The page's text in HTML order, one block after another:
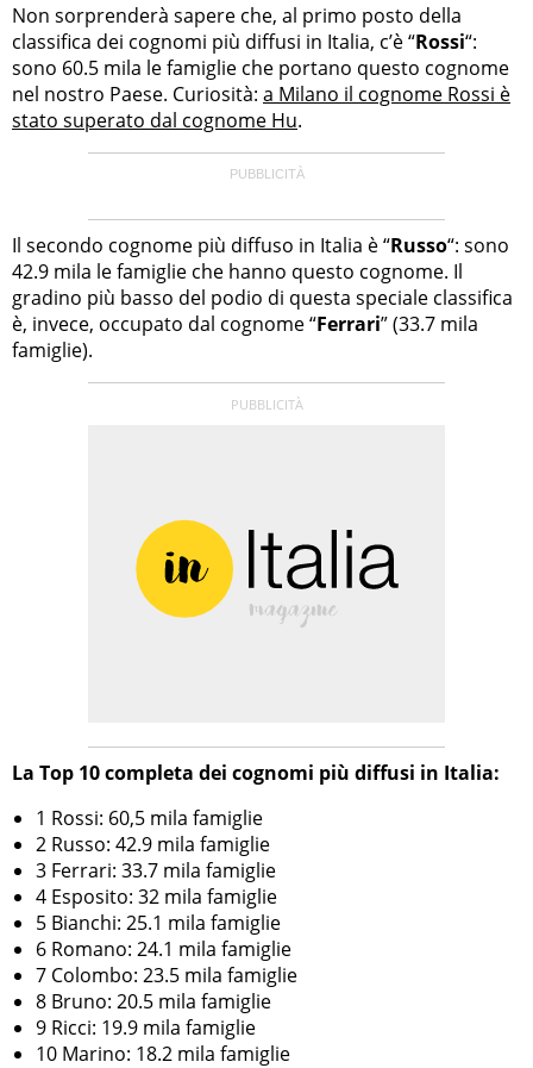
Non sorprenderà sapere che, al primo posto della
classifica dei cognomi più diffusi in Italia, c’è “Rossi“:
sono 60.5 mila le famiglie che portano questo cognome
nel nostro Paese. Curiosità: a Milano il cognome Rossi è
stato superato dal cognome Hu.
Il secondo cognome più diffuso in Italia è “Russo“: sono
42.9 mila le famiglie che hanno questo cognome. Il
gradino più basso del podio di questa speciale classifica
è, invece, occupato dal cognome “Ferrari” (33.7 mila
famiglie).
La Top 10 completa dei cognomi più diffusi in Italia:
1 Rossi: 60,5 mila famiglie
2 Russo: 42.9 mila famiglie
3 Ferrari: 33.7 mila famiglie
4 Esposito: 32 mila famiglie
5 Bianchi: 25.1 mila famiglie
6 Romano: 24.1 mila famiglie
7 Colombo: 23.5 mila famiglie
8 Bruno: 20.5 mila famiglie
9 Ricci: 19.9 mila famiglie
10 Marino: 18.2 mila famiglie